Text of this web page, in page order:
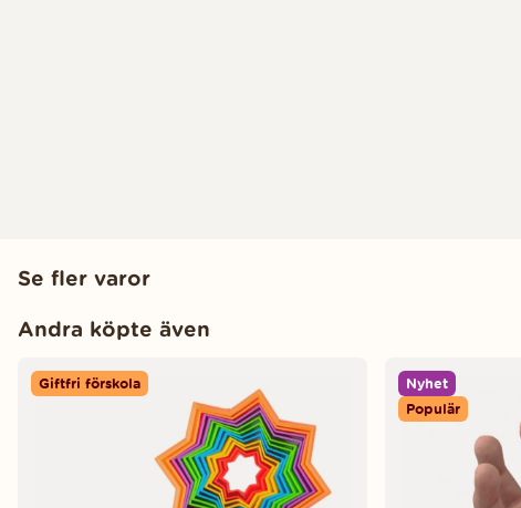
Se fler varor
Andra köpte även
Giftfri förskola
Nyhet
Populär